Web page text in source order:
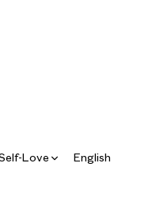
Love English